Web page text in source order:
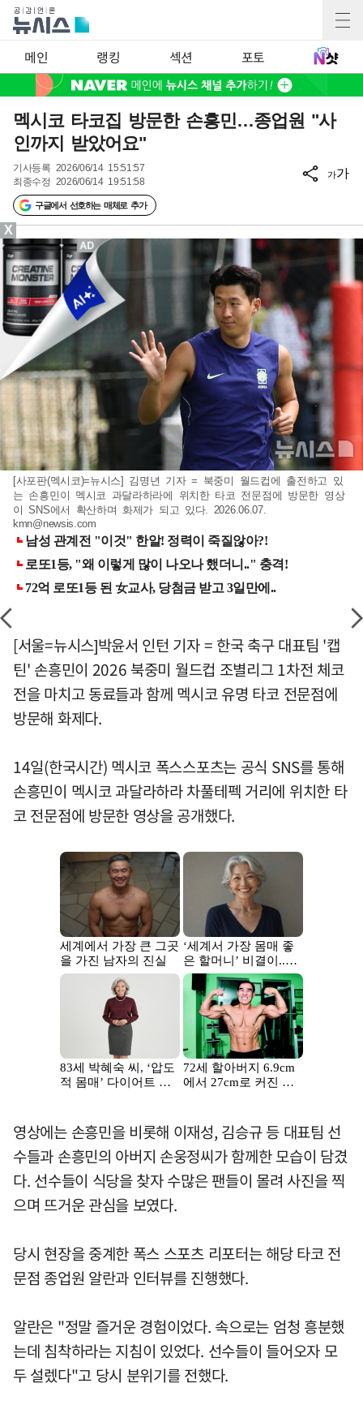
메인 랭킹 섹션 포토
멕시코 타코집 방문한 손흥민…종업원 "사
인까지 받았어요"
기사등록 2026/06/14 15:51:57
최종수정 2026/06/14 19:51:58
구글에서 선호하는 매체로 추가
가가
[사포판(멕시코)=뉴시스] 김명년 기자 = 북중미 월드컵에 출전하고 있
는 손흥민이 멕시코 과달라하라에 위치한 타코 전문점에 방문한 영상
이 SNS에서 확산하며 화제가 되고 있다. 2026.06.07.
kmn@newsis.com
[서울=뉴시스]박윤서 인턴 기자 = 한국 축구 대표팀 '캡
틴' 손흥민이 2026 북중미 월드컵 조별리그 1차전 체코
전을 마치고 동료들과 함께 멕시코 유명 타코 전문점에
방문해 화제다.
14일(한국시간) 멕시코 폭스스포츠는 공식 SNS를 통해
손흥민이 멕시코 과달라하라 차풀테펙 거리에 위치한 타
코 전문점에 방문한 영상을 공개했다.
영상에는 손흥민을 비롯해 이재성, 김승규 등 대표팀 선
수들과 손흥민의 아버지 손웅정씨가 함께한 모습이 담겼
다. 선수들이 식당을 찾자 수많은 팬들이 몰려 사진을 찍
으며 뜨거운 관심을 보였다.
당시 현장을 중계한 폭스 스포츠 리포터는 해당 타코 전
문점 종업원 알란과 인터뷰를 진행했다.
알란은 "정말 즐거운 경험이었다. 속으로는 엄청 흥분했
는데 침착하라는 지침이 있었다. 선수들이 들어오자 모
두 설렜다"고 당시 분위기를 전했다.
X